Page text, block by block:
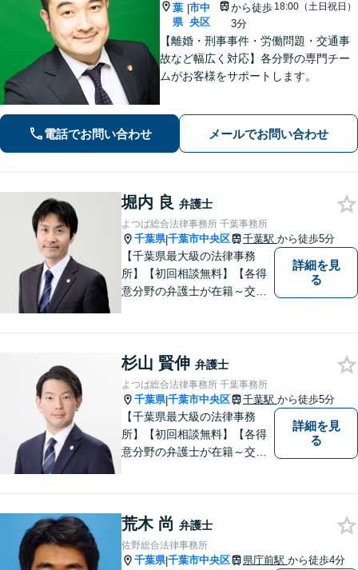
葉
県
|市中
央区
から徒歩
3分
18:00（土日祝日）
【離婚・刑事事件・労働問題・交通事
故など幅広く対応】各分野の専門チー
ムがお客様をサポートします。
電話でお問い合わせ メールでお問い合わせ
堀内 良 弁護士
よつば総合法律事務所 千葉事務所
千葉県|千葉市中央区 千葉駅 から徒歩5分
【千葉県最大級の法律事務
所】【初回相談無料】【各得
意分野の弁護士が在籍～交通
詳細を見
る
杉山 賢伸 弁護士
よつば総合法律事務所 千葉事務所
千葉県|千葉市中央区 千葉駅 から徒歩5分
【千葉県最大級の法律事務
所】【初回相談無料】【各得
意分野の弁護士が在籍～交通
詳細を見
る
荒木 尚 弁護士
佐野総合法律事務所
千葉県|千葉市中央区 県庁前駅 から徒歩4分